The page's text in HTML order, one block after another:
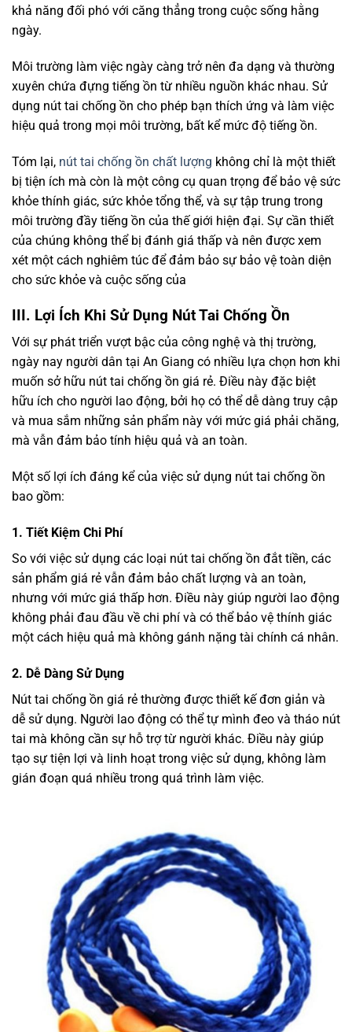
khả năng đối phó với căng thẳng trong cuộc sống hằng
ngày.
Môi trường làm việc ngày càng trở nên đa dạng và thường
xuyên chứa đựng tiếng ồn từ nhiều nguồn khác nhau. Sử
dụng nút tai chống ồn cho phép bạn thích ứng và làm việc
hiệu quả trong mọi môi trường, bất kể mức độ tiếng ồn.
Tóm lại, nút tai chống ồn chất lượng không chỉ là một thiết
bị tiện ích mà còn là một công cụ quan trọng để bảo vệ sức
khỏe thính giác, sức khỏe tổng thể, và sự tập trung trong
môi trường đầy tiếng ồn của thế giới hiện đại. Sự cần thiết
của chúng không thể bị đánh giá thấp và nên được xem
xét một cách nghiêm túc để đảm bảo sự bảo vệ toàn diện
cho sức khỏe và cuộc sống của
III. Lợi Ích Khi Sử Dụng Nút Tai Chống Ồn
Với sự phát triển vượt bậc của công nghệ và thị trường,
ngày nay người dân tại An Giang có nhiều lựa chọn hơn khi
muốn sở hữu nút tai chống ồn giá rẻ. Điều này đặc biệt
hữu ích cho người lao động, bởi họ có thể dễ dàng truy cập
và mua sắm những sản phẩm này với mức giá phải chăng,
mà vẫn đảm bảo tính hiệu quả và an toàn.
Một số lợi ích đáng kể của việc sử dụng nút tai chống ồn
bao gồm:
1. Tiết Kiệm Chi Phí
So với việc sử dụng các loại nút tai chống ồn đắt tiền, các
sản phẩm giá rẻ vẫn đảm bảo chất lượng và an toàn,
nhưng với mức giá thấp hơn. Điều này giúp người lao động
không phải đau đầu về chi phí và có thể bảo vệ thính giác
một cách hiệu quả mà không gánh nặng tài chính cá nhân.
2. Dễ Dàng Sử Dụng
Nút tai chống ồn giá rẻ thường được thiết kế đơn giản và
dễ sử dụng. Người lao động có thể tự mình đeo và tháo nút
tai mà không cần sự hỗ trợ từ người khác. Điều này giúp
tạo sự tiện lợi và linh hoạt trong việc sử dụng, không làm
gián đoạn quá nhiều trong quá trình làm việc.